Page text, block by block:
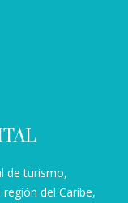
de turismo,
del Caribe,